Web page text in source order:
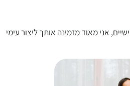
אני מאוד מזמינה אותך ליצור עימי